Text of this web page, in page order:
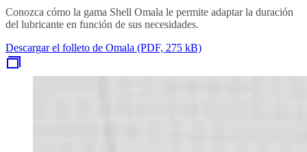
Conozca cómo la gama Shell Omala le permite adaptar la duración
del lubricante en función de sus necesidades.
Descargar el folleto de Omala (PDF, 275 kB)